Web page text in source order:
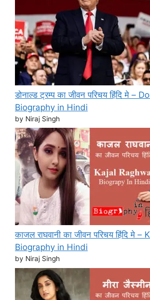
डोनाल्ड ट्रम्प का जीवन परिचय हिंदि मे –
Biography in Hindi
by Niraj Singh
काजल राघवानी का जीवन परिचय हिंदि मे
Biography in Hindi
by Niraj Singh